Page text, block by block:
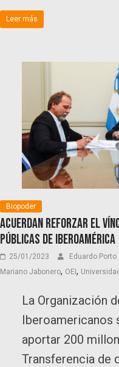
Leer más
Biopoder
Acuerdan reforzar el
públicas de Iberoamérica
25/01/2023 Eduardo Porto
Mariano Jabonero, OEI,
La Organización
Iberoamericanos
aportar 200
Transferencia de